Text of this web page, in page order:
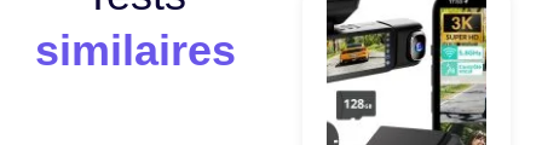
similaires